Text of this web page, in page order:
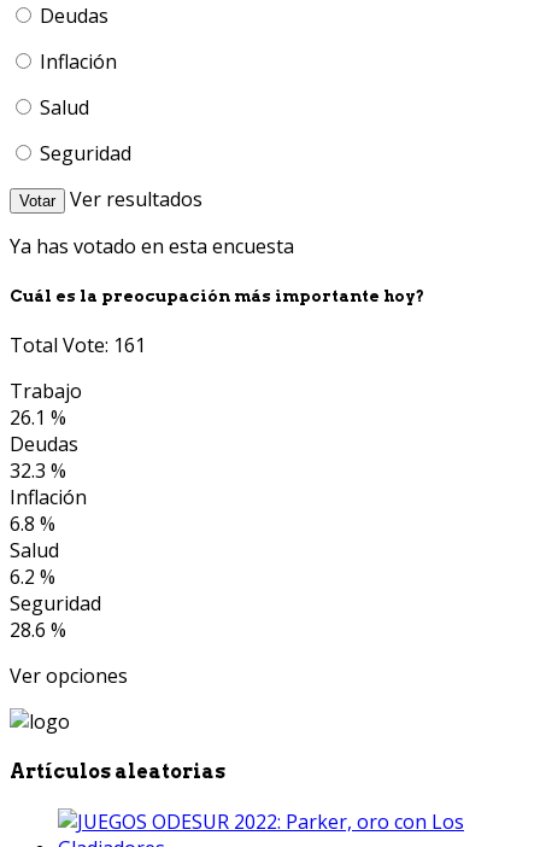
Deudas
Inflación
Salud
Seguridad
Votar
Ver resultados
Ya has votado en esta encuesta
Cuál es la preocupación más importante hoy?
Total Vote: 161
Trabajo
26.1 %
Deudas
32.3 %
Inflación
6.8 %
Salud
6.2 %
Seguridad
28.6 %
Ver opciones
Artículos aleatorias